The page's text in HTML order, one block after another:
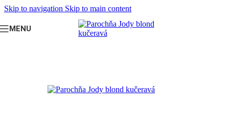
Skip to navigation Skip to main content
MENU
PÁRTY DOPLNKY/